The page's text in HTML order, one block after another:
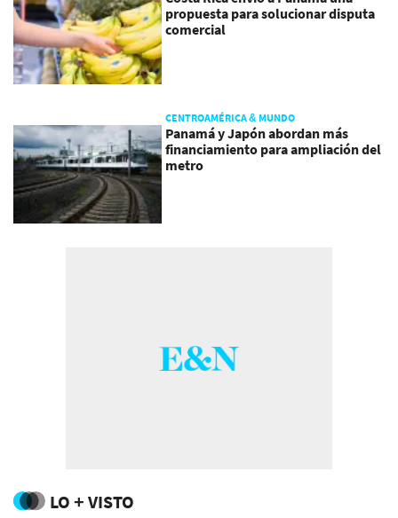
propuesta para solucionar disputa
comercial
CENTROAMÉRICA & MUNDO
Panamá y Japón abordan más
financiamiento para ampliación del
metro
LO + VISTO